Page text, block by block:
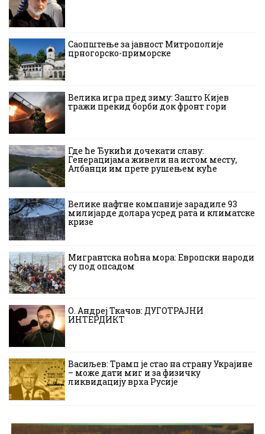
Саопштење за јавност Митрополије
црногорско-приморске
Велика игра пред зиму: Зашто Кијев
тражи прекид борби док фронт гори
Где ће Ђукићи дочекати славу:
Генерацијама живели на истом месту,
Албанци им прете рушењем куће
Велике нафтне компаније зарадиле 93
милијарде долара усред рата и климатске
кризе
Мигрантска ноћна мора: Европски народи
су под опсадом
О. Андреј Ткачов: ДУГОТРАЈНИ
ИНТЕРДИКТ
Васиљев: Трамп је стао на страну Украјине
– може дати миг и за физичку
ликвидацију врха Русије